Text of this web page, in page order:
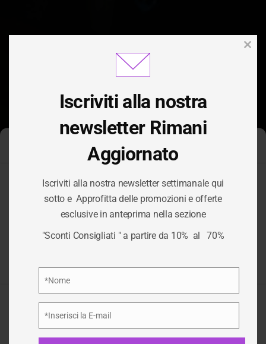
Gestisci Consenso Cookie
Per fornire le migliori esperienze, utilizziamo tecnologie come i
cookie per memorizzare e/o accedere alle informazioni del
dispositivo. Il consenso a queste tecnologie ci permetterà di
elaborare dati come il comportamento di navigazione o ID unici
Accetta
Nega
TAG:BIRRE
HOME/BIRRE
Iscriviti alla nostra
newsletter Rimani
Aggiornato
Iscriviti alla nostra newsletter settimanale qui
sotto e Approfitta delle promozioni e offerte
esclusive in anteprima nella sezione
"Sconti Consigliati " a partire da 10% al 70%
*Nome
*Inserisci la E-mail